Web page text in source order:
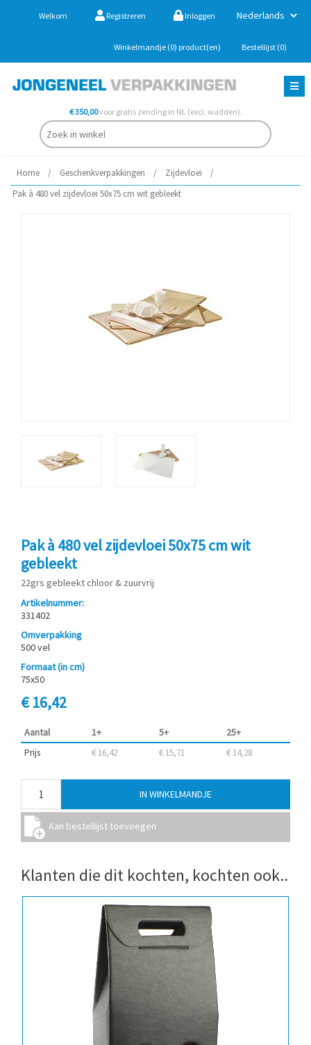
Welkom Registreren Inloggen
Winkelmandje (0) product(en) Bestellijst (0)
€ 350,00voor gratis zending in NL (excl. wadden).
Home / Geschenkverpakkingen / Zijdevloei
/
Pak à 480 vel zijdevloei 50x75 cm wit gebleekt
Pak à 480 vel zijdevloei 50x75 cm wit
gebleekt
22grs gebleekt chloor & zuurvrij
Artikelnummer:
331402
Omverpakking
500 vel
Formaat (in cm)
75x50
€ 16,42
Aantal 1+ 5+ 25+
Prijs € 16,42 € 15,71 € 14,28
Klanten die dit kochten, kochten ook..